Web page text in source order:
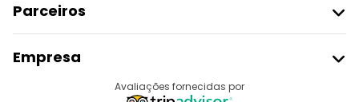
Parceiros
Registo Do Fornecedor
Programa De Afiliados
Empresa
Avaliações fornecidas por